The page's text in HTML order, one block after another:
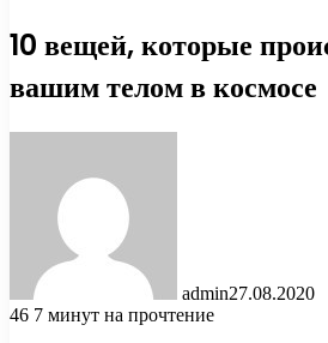
10 вещей, которые
вашим телом в космосе
admin27.08.2020
46 7 минут на прочтение